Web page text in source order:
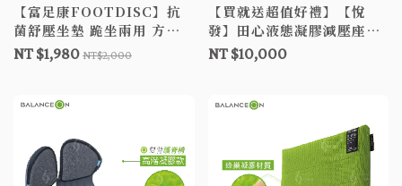
【富足康FOOTDISC】抗
菌舒壓坐墊 跪坐兩用 方便
攜帶 機車可用 骶骨舒壓
NT $1,980 NT$2,000
【買就送超值好禮】【悅
發】田心液態凝膠減壓座墊
凝膠坐墊 GEL-SEAT-027
輪椅坐墊C款補助
NT $10,000